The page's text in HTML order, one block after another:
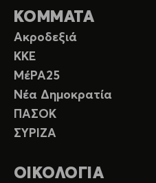
ΚΟΜΜΑΤΑ
Ακροδεξιά
ΚΚΕ
ΜέΡΑ25
Νέα Δημοκρατία
ΠΑΣΟΚ
ΣΥΡΙΖΑ
ΟΙΚΟΛΟΓΙΑ